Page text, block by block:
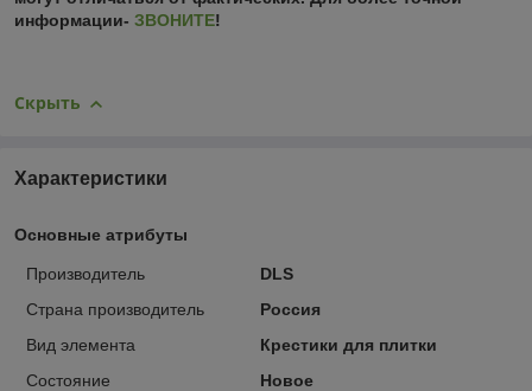
информации- ЗВОНИТЕ!
Скрыть
Характеристики
Основные атрибуты
Производитель
DLS
Страна производитель
Россия
Вид элемента
Крестики для плитки
Состояние
Новое